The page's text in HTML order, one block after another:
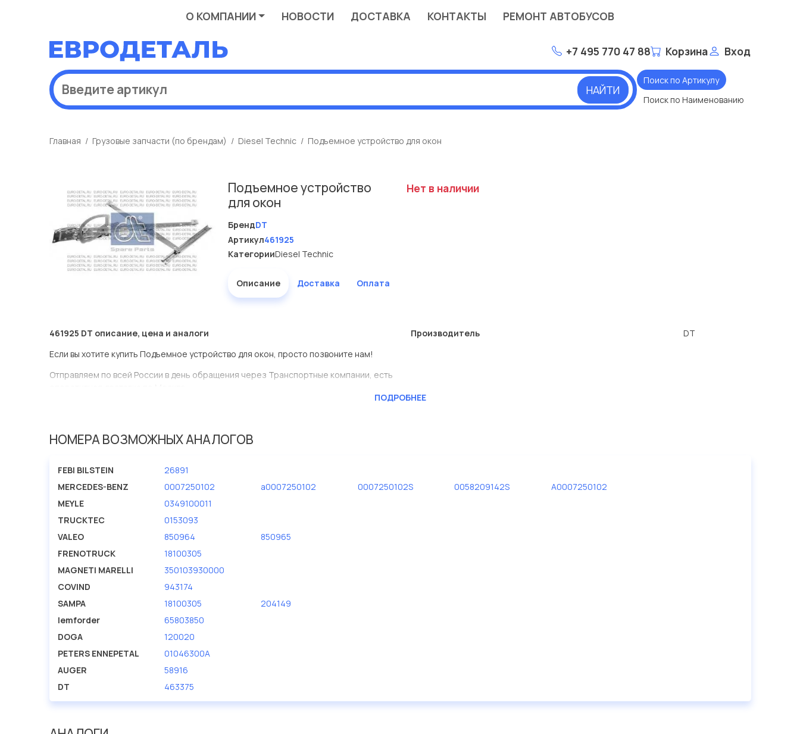
О КОМПАНИИ НОВОСТИ ДОСТАВКА КОНТАКТЫ РЕМОНТ АВТОБУСОВ
+7 495 770 47 88 Корзина Вход
НАЙТИ
Поиск по Артикулу
Поиск по Наименованию
Главная Грузовые запчасти (по брендам) Diesel Technic Подъемное устройство для окон
Подъемное устройство
для окон
БрендDT
Артикул461925
КатегорииDiesel Technic
Нет в наличии
Описание Доставка Оплата
461925 DT описание, цена и аналоги
Если вы хотите купить Подъемное устройство для окон, просто позвоните нам!
Отправляем по всей России в день обращения через Транспортные компании, есть
Мы продаем сертифицированные колодки тормозные дисковые с гарантией от
Производитель DT
ПОДРОБНЕЕ
НОМЕРА ВОЗМОЖНЫХ АНАЛОГОВ
FEBI BILSTEIN
26891
MERCEDES-BENZ
0007250102 a0007250102 0007250102S 0058209142S
A0007250102
MEYLE
0349100011
TRUCKTEC
0153093
VALEO
850964
850965
FRENOTRUCK
18100305
MAGNETI MARELLI
350103930000
COVIND
943174
SAMPA
18100305
204149
lemforder
65803850
DOGA
120020
PETERS ENNEPETAL
01046300A
AUGER
58916
DT
463375